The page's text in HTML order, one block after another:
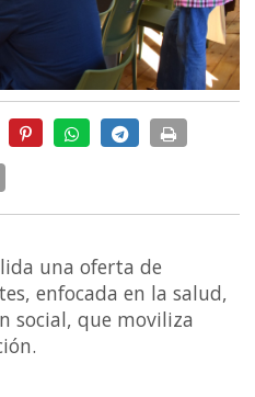
una oferta de
enfocada en la salud,
social, que moviliza